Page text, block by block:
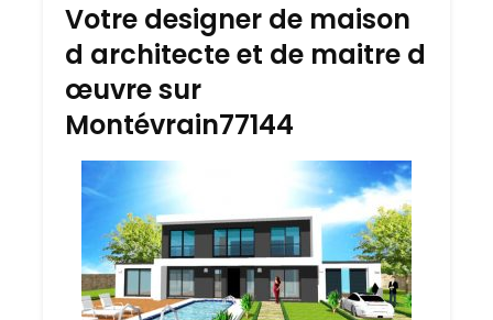
Votre designer de maison
d architecte et de maitre d
œuvre sur
Montévrain77144